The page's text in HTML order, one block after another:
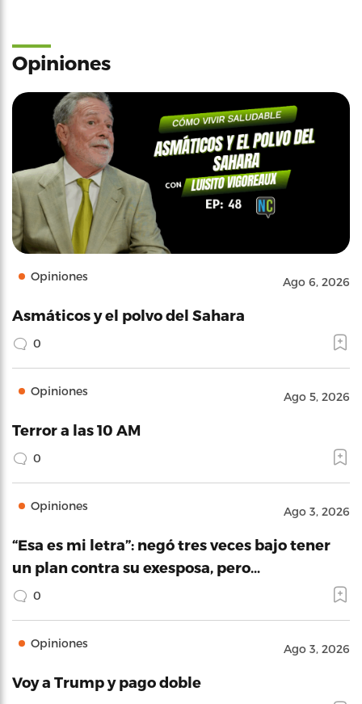
Opiniones
Opiniones Ago 6, 2026
Asmáticos y el polvo del Sahara
0
Opiniones Ago 5, 2026
Terror a las 10 AM
0
Opiniones Ago 3, 2026
“Esa es mi letra”: negó tres veces bajo tener
un plan contra su exesposa, pero…
0
Opiniones Ago 3, 2026
Voy a Trump y pago doble